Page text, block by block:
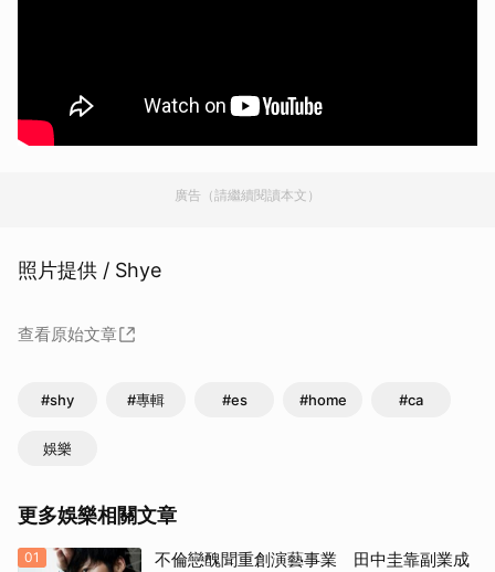
廣告（請繼續閱讀本文）
照片提供 / Shye
查看原始文章
#shy #專輯 #es #home #ca
娛樂
更多娛樂相關文章
01
不倫戀醜聞重創演藝事業 田中圭靠副業成